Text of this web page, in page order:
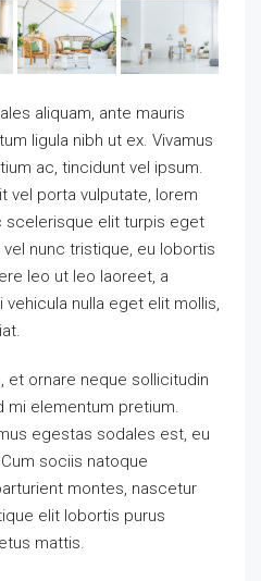
aliquam, ante mauris
ligula nibh ut ex. Vivamus
ac, tincidunt vel ipsum.
vel porta vulputate, lorem
scelerisque elit turpis eget
nunc tristique, eu lobortis
leo ut leo laoreet, a
nulla eget elit mollis,
et ornare neque sollicitudin
mi elementum pretium.
egestas sodales est, eu
sociis natoque
montes, nascetur
elit lobortis purus
mattis.